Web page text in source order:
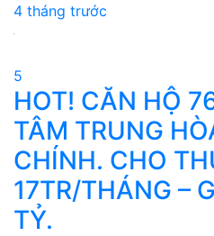
4 tháng trước
5
HOT! CĂN HỘ
TÂM TRUNG
CHÍNH. CHO
17TR/THÁNG –
TỶ.